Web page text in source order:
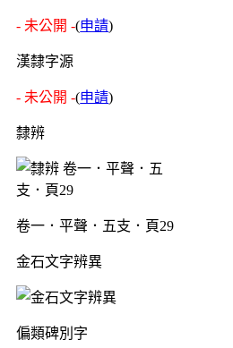
- 未公開 -(申請)
漢隸字源
- 未公開 -(申請)
隸辨
卷一．平聲．五支．頁29
金石文字辨異
偏類碑別字